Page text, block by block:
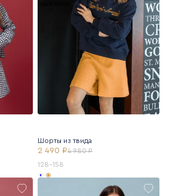
Шорты из твида
2 490 ₽4 980 ₽
128-158